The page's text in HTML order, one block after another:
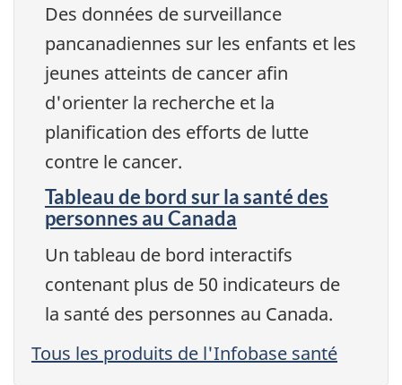
Des données de surveillance
pancanadiennes sur les enfants et les
jeunes atteints de cancer afin
d'orienter la recherche et la
planification des efforts de lutte
contre le cancer.
Tableau de bord sur la santé des
personnes au Canada
Un tableau de bord interactifs
contenant plus de 50 indicateurs de
la santé des personnes au Canada.
Tous les produits de l'Infobase santé